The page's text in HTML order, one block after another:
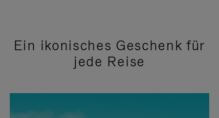
Ein ikonisches Geschenk für
jede Reise